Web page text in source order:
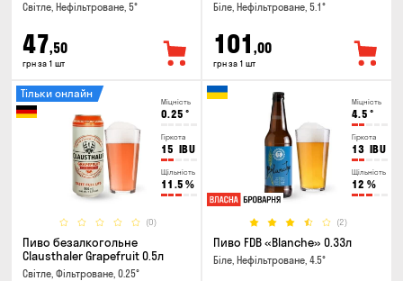
Світле, Нефільтроване, 5°
47,50
грн за 1 шт
Біле, Нефільтроване, 5.1°
101 ,00
грн за 1 шт
Міцність
0.25 °
Гіркота
15 IBU
Щільність
11.5 %
(0)
Тільки онлайн
Пиво безалкогольне
Clausthaler Grapefruit 0.5л
Світле, Фільтроване, 0.25°
Міцність
4.5 °
Гіркота
13 IBU
Щільність
12 %
(2)
Пиво FDB «Blanche» 0.33л
Біле, Нефільтроване, 4.5°